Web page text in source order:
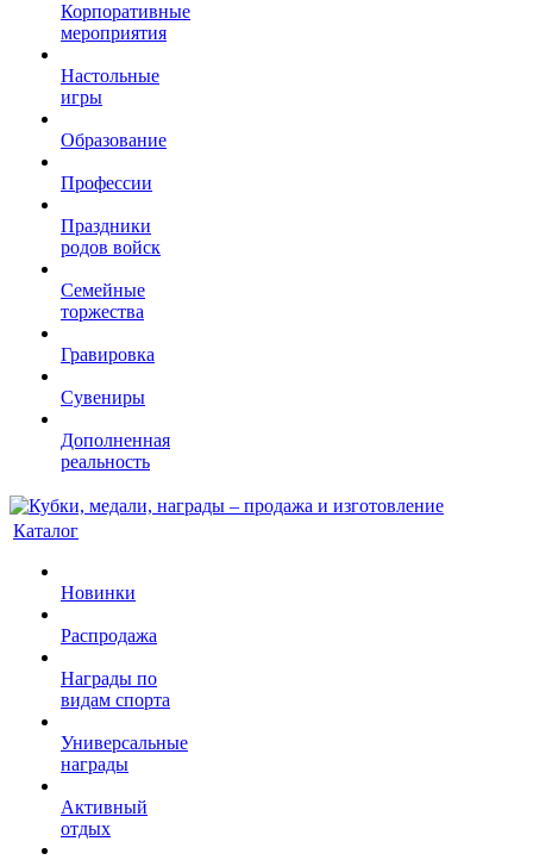
Корпоративные
мероприятия
Настольные
игры
Образование
Профессии
Праздники
родов войск
Семейные
торжества
Гравировка
Сувениры
Дополненная
реальность
Каталог
Новинки
Распродажа
Награды по
видам спорта
Универсальные
награды
Активный
отдых